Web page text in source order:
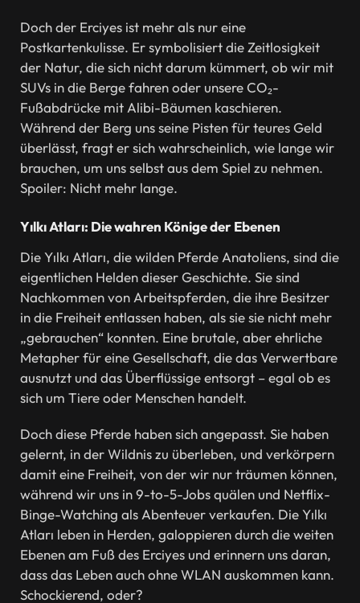
Doch der Erciyes ist mehr als nur eine
Postkartenkulisse. Er symbolisiert die Zeitlosigkeit
der Natur, die sich nicht darum kümmert, ob wir mit
SUVs in die Berge fahren oder unsere CO₂-
Fußabdrücke mit Alibi-Bäumen kaschieren.
Während der Berg uns seine Pisten für teures Geld
überlässt, fragt er sich wahrscheinlich, wie lange wir
brauchen, um uns selbst aus dem Spiel zu nehmen.
Spoiler: Nicht mehr lange.
Yılkı Atları: Die wahren Könige der Ebenen
Die Yılkı Atları, die wilden Pferde Anatoliens, sind die
eigentlichen Helden dieser Geschichte. Sie sind
Nachkommen von Arbeitspferden, die ihre Besitzer
in die Freiheit entlassen haben, als sie sie nicht mehr
„gebrauchen“ konnten. Eine brutale, aber ehrliche
Metapher für eine Gesellschaft, die das Verwertbare
ausnutzt und das Überflüssige entsorgt – egal ob es
sich um Tiere oder Menschen handelt.
Doch diese Pferde haben sich angepasst. Sie haben
gelernt, in der Wildnis zu überleben, und verkörpern
damit eine Freiheit, von der wir nur träumen können,
während wir uns in 9-to-5-Jobs quälen und Netflix-
Binge-Watching als Abenteuer verkaufen. Die Yılkı
Atları leben in Herden, galoppieren durch die weiten
Ebenen am Fuß des Erciyes und erinnern uns daran,
dass das Leben auch ohne WLAN auskommen kann.
Schockierend, oder?